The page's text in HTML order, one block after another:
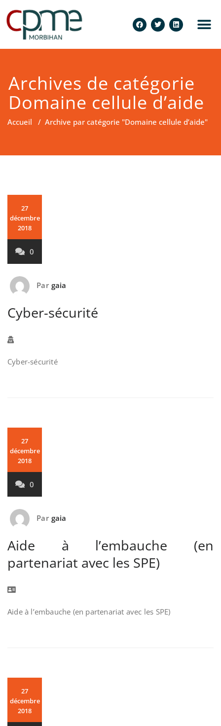
Archives de catégorie
Domaine cellule d’aide
Accueil / Archive par catégorie "Domaine cellule d’aide"
27
décembre
2018
0
Par gaia
Cyber-sécurité
Cyber-sécurité
27
décembre
2018
0
Par gaia
Aide à l’embauche (en
partenariat avec les SPE)
Aide à l’embauche (en partenariat avec les SPE)
27
décembre
2018